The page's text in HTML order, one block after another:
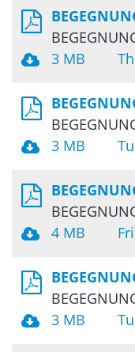
3 MB
3 MB
4 MB
3 MB